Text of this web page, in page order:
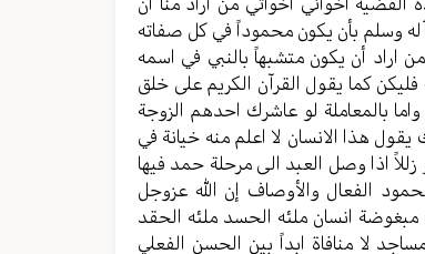
وسلم بأن يكون محموداً في كل صفاته
اراد أن يكون متشبهاً بالنبي في اسمه
كما يقول القرآن الكريم على خلق
بالمعاملة لو عاشرك احدهم الزوجة
هذا الانسان لا اعلم منه خيانة في
اذا وصل العبد الى مرحلة حمد فيها
الفعال والأوصاف إن الله عزوجل
انسان ملئه الحسد ملئه الحقد
لا منافاة ابداً بين الحسن الفعلي